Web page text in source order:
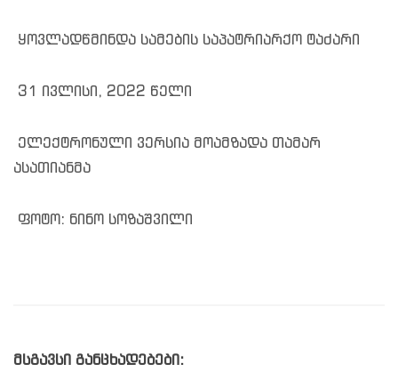
ყოვლადწმინდა სამების საპატრიარქო ტაძარი
31 ივლისი, 2022 წელი
ელექტრონული ვერსია მოამზადა თამარ
ასათიანმა
ფოტო: ნინო სოზაშვილი
მსგავსი განცხადებები: